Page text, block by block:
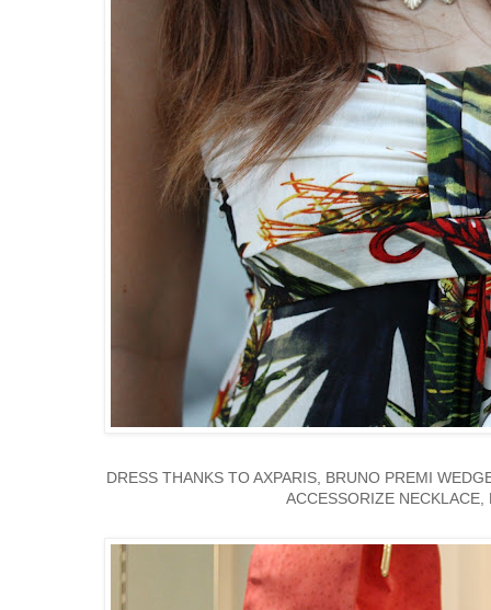
DRESS THANKS TO AXPARIS, BRUNO PREMI
ACCESSORIZE NECKLACE,